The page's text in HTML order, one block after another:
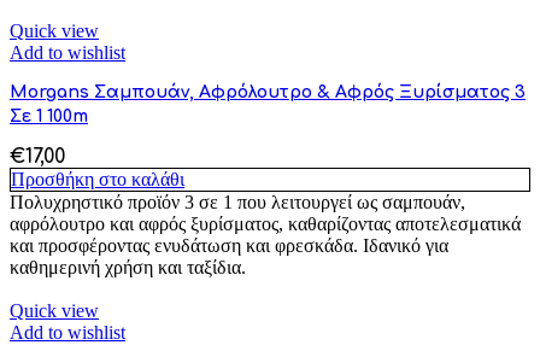
Quick view
Add to wishlist
Morgans Σαμπουάν, Αφρόλουτρο & Αφρός Ξυρίσματος 3
Σε 1 100m
€17,00
Προσθήκη στο καλάθι
Πολυχρηστικό προϊόν 3 σε 1 που λειτουργεί ως σαμπουάν,
αφρόλουτρο και αφρός ξυρίσματος, καθαρίζοντας αποτελεσματικά
και προσφέροντας ενυδάτωση και φρεσκάδα. Ιδανικό για
καθημερινή χρήση και ταξίδια.
Quick view
Add to wishlist